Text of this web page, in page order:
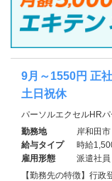
9月～1550円 正
土日祝休
パーソルエクセルHR
勤務地
岸和田
給与タイプ
時給
雇用形態
派遣社員
【勤務先の特徴】行